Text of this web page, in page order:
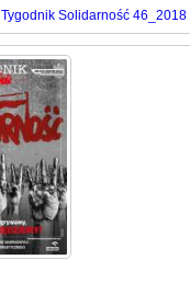
Tygodnik Solidarność 46_2018